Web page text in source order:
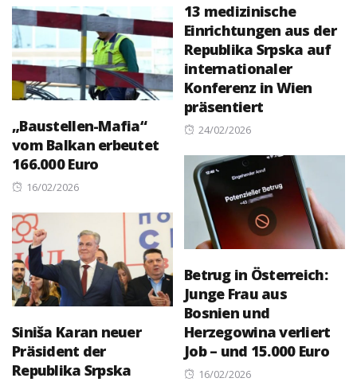
13 medizinische
Einrichtungen aus der
Republika Srpska auf
internationaler
Konferenz in Wien
präsentiert
Posted
24/02/2026
„Baustellen-Mafia“
vom Balkan erbeutet
166.000 Euro
Posted
16/02/2026
Betrug in Österreich:
Junge Frau aus
Bosnien und
Herzegowina verliert
Job – und 15.000 Euro
Posted
16/02/2026
Siniša Karan neuer
Präsident der
Republika Srpska